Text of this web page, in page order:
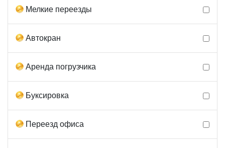
Мелкие переезды
Автокран
Аренда погрузчика
Буксировка
Переезд офиса